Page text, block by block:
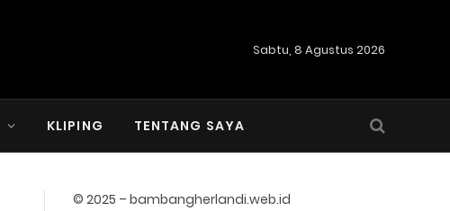
Sabtu, 8 Agustus 2026
KLIPING TENTANG SAYA
© 2025 – bambangherlandi.web.id